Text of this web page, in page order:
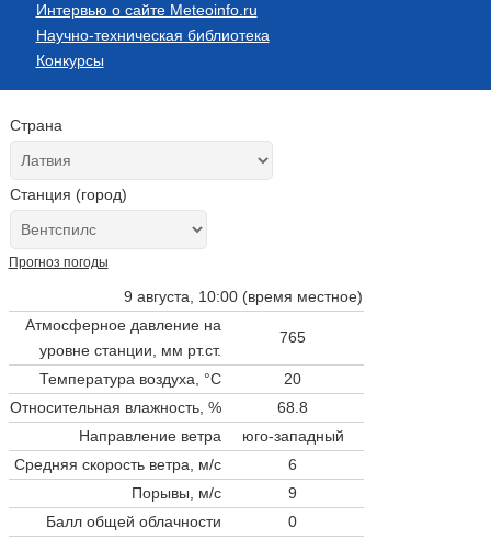
Интервью о сайте Meteoinfo.ru
Научно-техническая библиотека
Конкурсы
Страна
Станция (город)
Прогноз погоды
9 августа, 10:00 (время местное)
Атмосферное давление на
уровне станции, мм рт.ст.
765
Температура воздуха, °C
20
Относительная влажность, %
68.8
Направление ветра
юго-западный
Средняя скорость ветра, м/с
6
Порывы, м/с
9
Балл общей облачности
0